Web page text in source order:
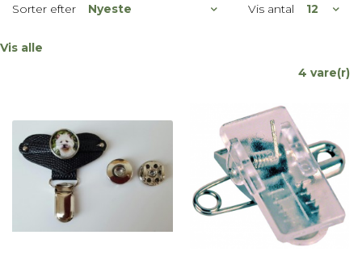
Sorter efter Vis antal
Vis alle
4 vare(r)